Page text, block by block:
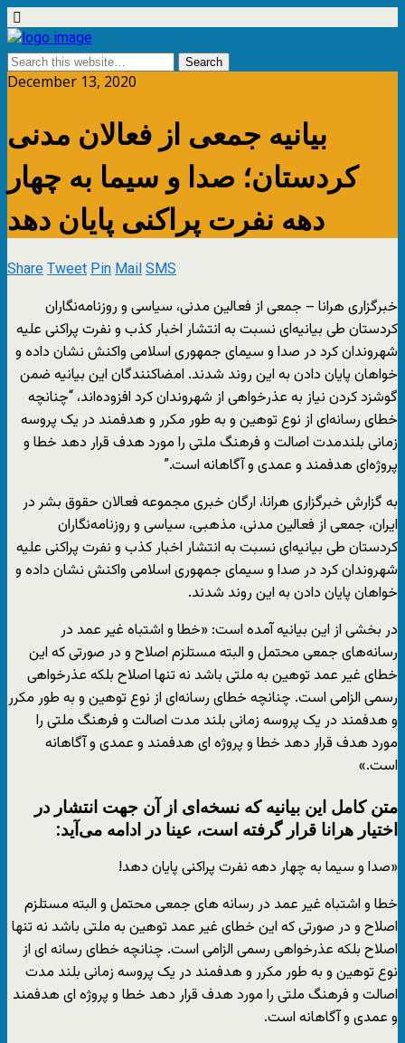
December 13, 2020
بیانیه جمعی از فعالان مدنی
کردستان؛ صدا و سیما به چهار
دهه نفرت پراکنی پایان دهد
ShareTweetPinMailSMS
خبرگزاری هرانا – جمعی از فعالین مدنی، سیاسی و روزنامه‌نگاران
کردستان طی بیانیه‌ای نسبت به انتشار اخبار کذب و نفرت پراکنی علیه
شهروندان کرد در صدا و سیمای جمهوری اسلامی واکنش نشان داده و
خواهان پایان دادن به این روند شدند. امضاکنندگان این بیانیه ضمن
گوشزد کردن نیاز به عذرخواهی از شهروندان کرد افزوده‌اند، “چنانچه
خطای رسانه‌ای از نوع توهین و به طور مکرر و هدفمند در یک پروسه
زمانی بلندمدت اصالت و فرهنگ ملتی را مورد هدف قرار دهد خطا و
پروژه‌ای هدفمند و عمدی و آگاهانه است.”
به گزارش خبرگزاری هرانا، ارگان خبری مجموعه فعالان حقوق بشر در
ایران، جمعی از فعالین مدنی، مذهبی، سیاسی و روزنامه‌نگاران
کردستان طی بیانیه‌ای نسبت به انتشار اخبار کذب و نفرت پراکنی علیه
شهروندان کرد در صدا و سیمای جمهوری اسلامی واکنش نشان داده و
خواهان پایان دادن به این روند شدند.
در بخشی از این بیانیه آمده است: «خطا و اشتباه غیر عمد در
رسانه‌های جمعی محتمل و البته مستلزم اصلاح و در صورتی که این
خطای غیر عمد توهین به ملتی باشد نه تنها اصلاح بلکه عذرخواهی
رسمی الزامی است. چنانچه خطای رسانه‌ای از نوع توهین و به طور مکرر
و هدفمند در یک پروسه زمانی بلند مدت اصالت و فرهنگ ملتی را
مورد هدف قرار دهد خطا و پروژه ای هدفمند و عمدی و آگاهانه
است.»
متن کامل این بیانیه که نسخه‌ای از آن جهت انتشار در
اختیار هرانا قرار گرفته است، عینا در ادامه می‌آید:
«صدا و سیما به چهار دهه نفرت پراکنی پایان دهد!
خطا و اشتباه غیر عمد در رسانه های جمعی محتمل و البته مستلزم
اصلاح و در صورتی که این خطای غیر عمد توهین به ملتی باشد نه تنها
اصلاح بلکه عذرخواهی رسمی الزامی است. چنانچه خطای رسانه ای از
نوع توهین و به طور مکرر و هدفمند در یک پروسه زمانی بلند مدت
اصالت و فرهنگ ملتی را مورد هدف قرار دهد خطا و پروژه ای هدفمند
و عمدی و آگاهانه است.